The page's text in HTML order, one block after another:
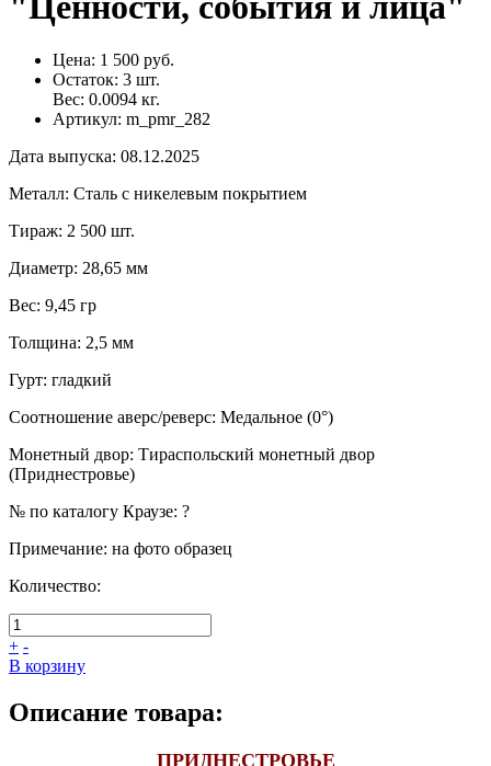
Цена: 1 500 руб.
Остаток: 3 шт.
Вес: 0.0094 кг.
Артикул: m_pmr_282
Дата выпуска: 08.12.2025
Металл: Сталь с никелевым покрытием
Тираж: 2 500 шт.
Диаметр: 28,65 мм
Вес: 9,45 гр
Толщина: 2,5 мм
Гурт: гладкий
Соотношение аверс/реверс: Медальное (0°)
Монетный двор: Тираспольский монетный двор
(Приднестровье)
№ по каталогу Краузе: ?
Примечание: на фото образец
Количество:
+ -
В корзину
Описание товара:
ПРИДНЕСТРОВЬЕ